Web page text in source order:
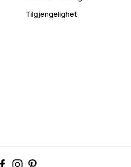
Tilgjengelighet